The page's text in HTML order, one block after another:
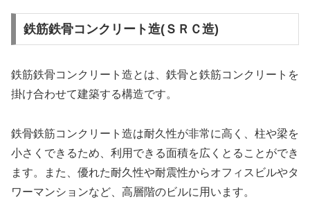
鉄筋鉄骨コンクリート造(ＳＲＣ造)
鉄筋鉄骨コンクリート造とは、鉄骨と鉄筋コンクリートを
掛け合わせて建築する構造です。
鉄骨鉄筋コンクリート造は耐久性が非常に高く、柱や梁を
小さくできるため、利用できる面積を広くとることができ
ます。また、優れた耐久性や耐震性からオフィスビルやタ
ワーマンションなど、高層階のビルに用います。